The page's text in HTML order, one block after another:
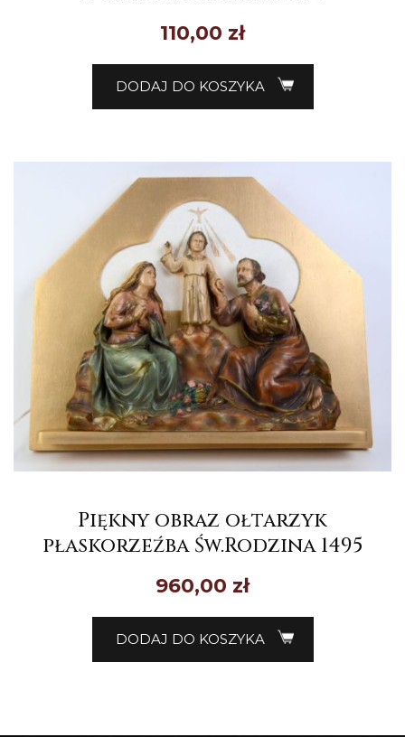
110,00 zł
DODAJ DO KOSZYKA
Piękny obraz ołtarzyk
płaskorzeźba Św.Rodzina 1495
960,00 zł
DODAJ DO KOSZYKA